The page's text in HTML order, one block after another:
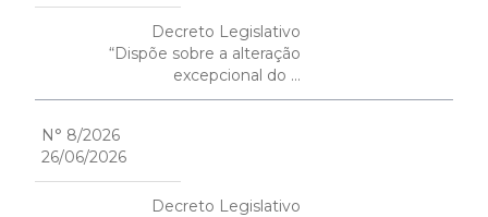
Decreto Legislativo
“Dispõe sobre a alteração
excepcional do ...
N° 8/2026
26/06/2026
Decreto Legislativo